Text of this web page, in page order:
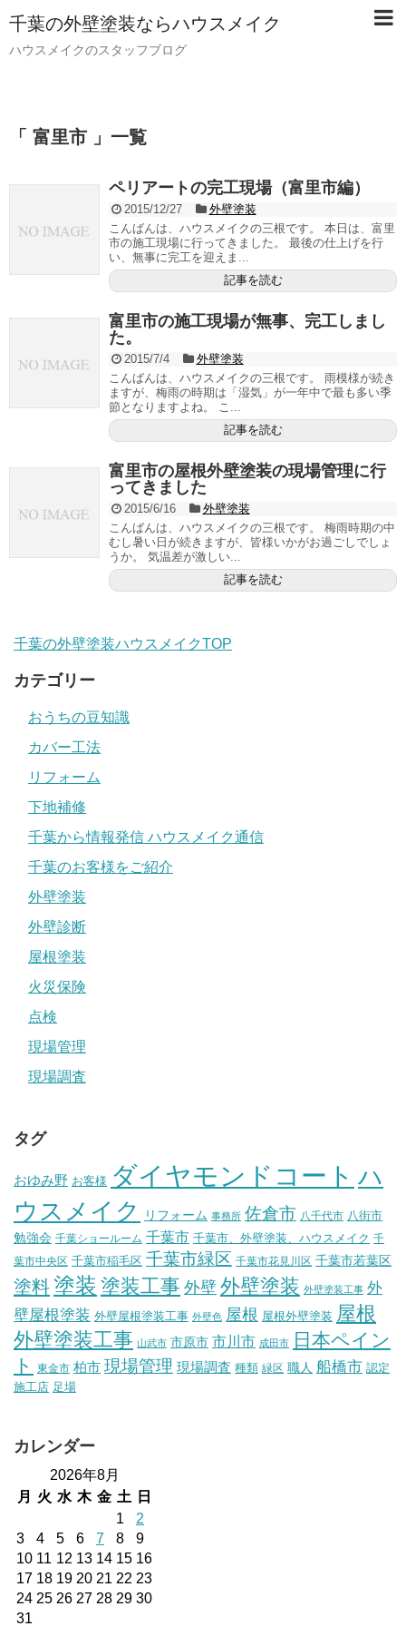
千葉の外壁塗装ならハウスメイク
ハウスメイクのスタッフブログ
「 富里市 」一覧
ペリアートの完工現場（富里市編）
2015/12/27
外壁塗装
こんばんは、ハウスメイクの三根です。 本日は、富里
市の施工現場に行ってきました。 最後の仕上げを行
い、無事に完工を迎えま...
記事を読む
富里市の施工現場が無事、完工しまし
た。
2015/7/4
外壁塗装
こんばんは、ハウスメイクの三根です。 雨模様が続き
ますが、梅雨の時期は「湿気」が一年中で最も多い季
節となりますよね。 こ...
記事を読む
富里市の屋根外壁塗装の現場管理に行
ってきました
2015/6/16
外壁塗装
こんばんは、ハウスメイクの三根です。 梅雨時期の中
むし暑い日が続きますが、皆様いかがお過ごしでしょ
うか。 気温差が激しい...
記事を読む
千葉の外壁塗装ハウスメイクTOP
カテゴリー
おうちの豆知識
カバー工法
リフォーム
下地補修
千葉から情報発信 ハウスメイク通信
千葉のお客様をご紹介
外壁塗装
外壁診断
屋根塗装
火災保険
点検
現場管理
現場調査
タグ
おゆみ野 お客様 ダイヤモンドコート ハ
ウスメイク
リフォーム 事務所 佐倉市 八千代市 八街市
勉強会 千葉ショールーム 千葉市 千葉市、外壁塗装、ハウスメイク 千
葉市中央区 千葉市稲毛区 千葉市緑区 千葉市花見川区 千葉市若葉区
塗料塗装 塗装工事 外壁 外壁塗装 外壁塗装工事 外
壁屋根塗装 外壁屋根塗装工事 外壁色 屋根 屋根外壁塗装 屋根
外壁塗装工事 山武市 市原市 市川市 成田市
日本ペイン
ト
東金市 柏市 現場管理 現場調査 種類 緑区 職人 船橋市 認定
施工店 足場
カレンダー
2026年8月
月
火 水 木 金 土
日
1
2
3
4 5 6 7 8
9
10 11 12 13 14 15 16
17 18 19 20 21 22 23
24 25 26 27 28 29 30
31